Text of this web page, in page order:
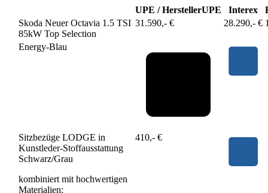
UPE / HerstellerUPE Interex
Skoda Neuer Octavia 1.5 TSI
85kW Top Selection
31.590,- € 28.290,- €
Energy-Blau
Sitzbezüge LODGE in
Kunstleder-Stoffausstattung
Schwarz/Grau
kombiniert mit hochwertigen
Materialien;
410,- €